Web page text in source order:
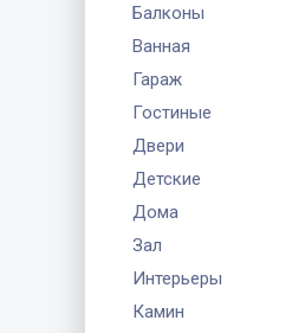
Балконы
Ванная
Гараж
Гостиные
Двери
Детские
Дома
Зал
Интерьеры
Камин